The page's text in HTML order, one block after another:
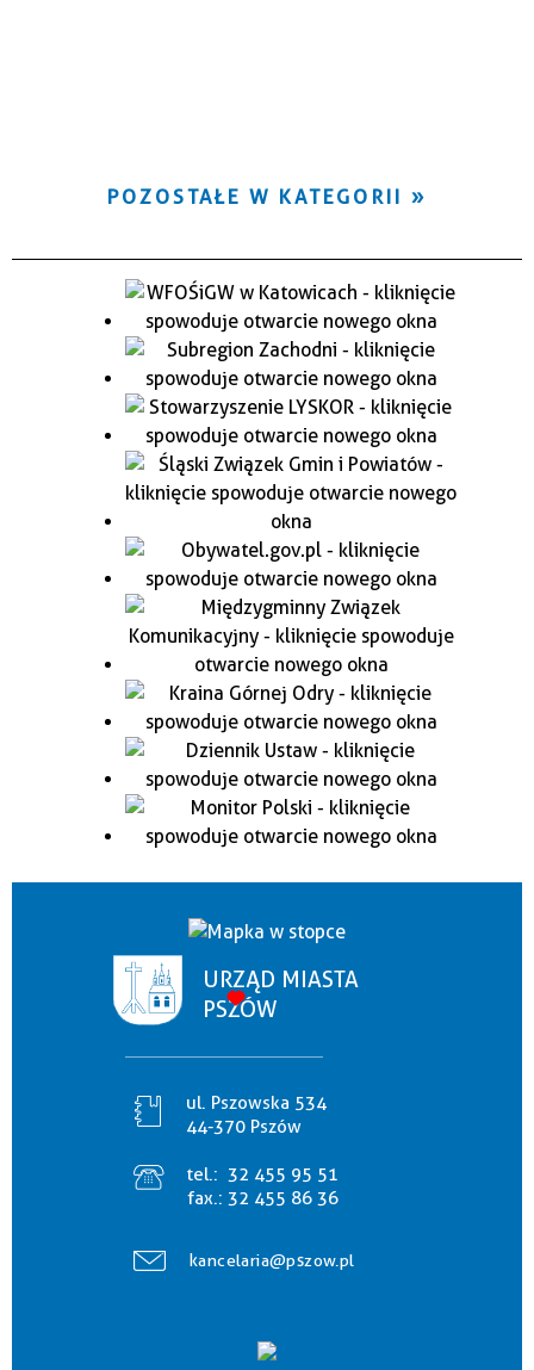
POZOSTAŁE W KATEGORII
URZĄD MIASTA
PSZÓW
ul. Pszowska 534
44-370 Pszów
tel.: 32 455 95 51
fax.: 32 455 86 36
kancelaria@pszow.pl